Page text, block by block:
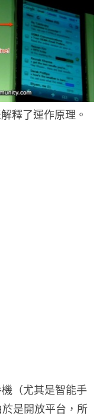
釋了運作原理。
（尤其是智能手
是開放平台，所